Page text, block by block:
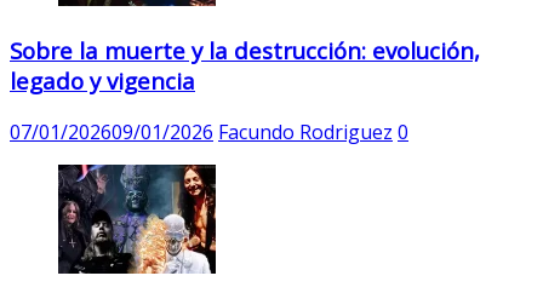
Sobre la muerte y la destrucción: evolución,
legado y vigencia
07/01/202609/01/2026 Facundo Rodriguez 0